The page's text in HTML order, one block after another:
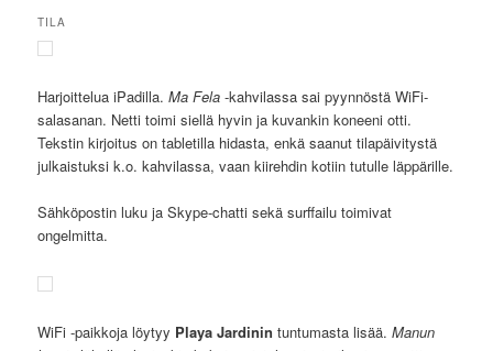
TILA
Harjoittelua iPadilla.Ma Fela-kahvilassa sai pyynnöstä WiFi-
salasanan. Netti toimi siellä hyvin ja kuvankin koneeni otti.
Tekstin kirjoitus on tabletilla hidasta, enkä saanut tilapäivitystä
julkaistuksi k.o. kahvilassa, vaan kiirehdin kotiin tutulle läppärille.
Sähköpostin luku ja Skype-chatti sekä surffailu toimivat
ongelmitta.
WiFi -paikkoja löytyy Playa Jardinin tuntumasta lisää. Manun